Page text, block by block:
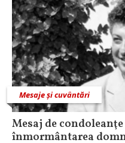
Mesaje și cuvântări
Mesaj de
înmormântarea